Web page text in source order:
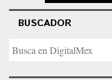
BUSCADOR